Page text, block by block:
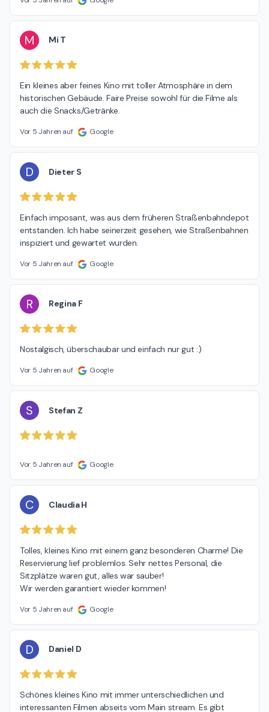
M Mi T
Ein kleines aber feines Kino mit toller Atmosphäre in dem
historischen Gebäude. Faire Preise sowohl für die Filme als
auch die Snacks/Getränke.
Vor 5 Jahren auf Google
D Dieter S
Einfach imposant, was aus dem früheren Straßenbahndepot
entstanden. Ich habe seinerzeit gesehen, wie Straßenbahnen
inspiziert und gewartet wurden.
Vor 5 Jahren auf Google
R Regina F
Nostalgisch, überschaubar und einfach nur gut :)
Vor 5 Jahren auf Google
S Stefan Z
Vor 5 Jahren auf Google
C Claudia H
Tolles, kleines Kino mit einem ganz besonderen Charme! Die
Reservierung lief problemlos. Sehr nettes Personal, die
Sitzplätze waren gut, alles war sauber!
Wir werden garantiert wieder kommen!
Vor 5 Jahren auf Google
D Daniel D
Schönes kleines Kino mit immer unterschiedlichen und
interessanten Filmen abseits vom Main stream. Es gibt